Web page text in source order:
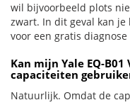
wil bijvoorbeeld plots
zwart. In dit geval kan
voor een gratis
Kan mijn Yale EQ-
capaciteiten
Natuurlijk. Omdat de